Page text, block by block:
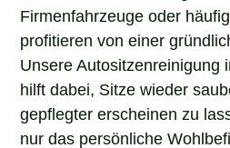
Firmenfahrzeuge oder
profitieren von einer
Unsere Autositzenreinigung
hilft dabei, Sitze wieder
gepflegter erscheinen zu
nur das persönliche